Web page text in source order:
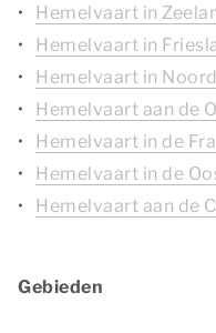
Hemelvaart in
Hemelvaart in
Hemelvaart in
Hemelvaart aan de
Hemelvaart in de
Hemelvaart in de
Hemelvaart aan de
Gebieden